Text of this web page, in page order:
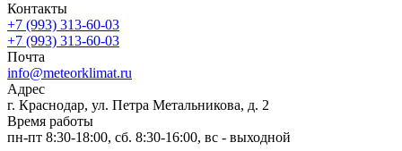
Контакты
+7 (993) 313-60-03
+7 (993) 313-60-03
Почта
info@meteorklimat.ru
Адрес
г. Краснодар, ул. Петра Метальникова, д. 2
Время работы
пн-пт 8:30-18:00, сб. 8:30-16:00, вс - выходной